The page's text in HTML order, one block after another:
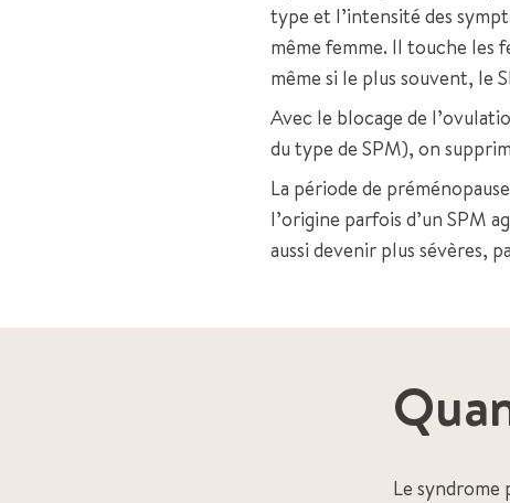
type et l’intensité des
même femme. Il touche les
même si le plus souvent, le
Avec le blocage de
du type de SPM), on
La période de
l’origine parfois d’un SPM
aussi devenir plus sévères,
Le syndrome